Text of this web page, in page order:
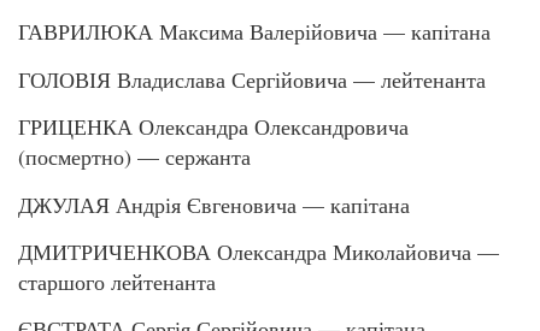
ГАВРИЛЮКА Максима Валерійовича — капітана
ГОЛОВІЯ Владислава Сергійовича — лейтенанта
ГРИЦЕНКА Олександра Олександровича
(посмертно) — сержанта
ДЖУЛАЯ Андрія Євгеновича — капітана
ДМИТРИЧЕНКОВА Олександра Миколайовича —
старшого лейтенанта